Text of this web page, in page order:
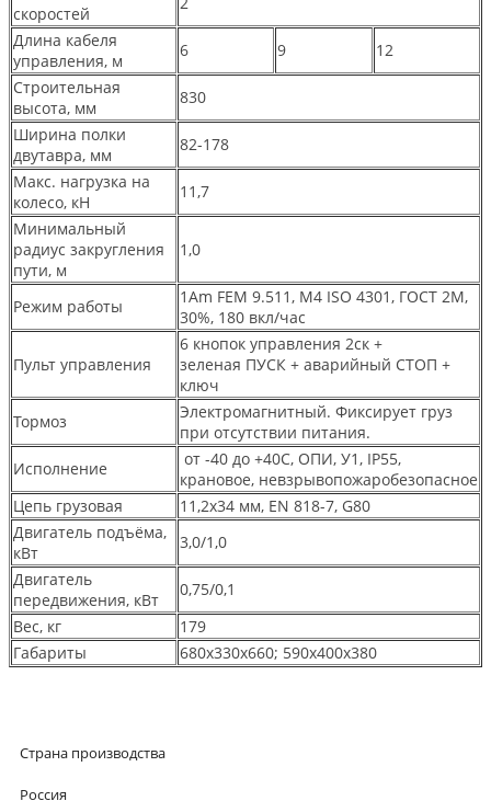
скоростей
Длина кабеля
управления, м
6 9
12
Строительная
высота, мм
830
Ширина полки
двутавра, мм
82-178
Макс. нагрузка на
колесо, кН
11,7
Минимальный
радиус закругления
пути, м
1,0
Режим работы
1Am FEM 9.511, M4 ISO 4301, ГОСТ 2М,
30%, 180 вкл/час
Пульт управления
6 кнопок управления 2ск +
зеленая ПУСК + аварийный СТОП +
ключ
Тормоз
Электромагнитный. Фиксирует груз
при отсутствии питания.
Исполнение
от -40 до +40С, ОПИ, У1, IP55,
крановое, невзрывопожаробезопасное
Цепь грузовая
11,2х34 мм, EN 818-7, G80
Двигатель подъёма,
кВт
3,0/1,0
Двигатель
передвижения, кВт
0,75/0,1
Вес, кг
179
Габариты
680х330х660; 590х400х380
Страна производства
Россия